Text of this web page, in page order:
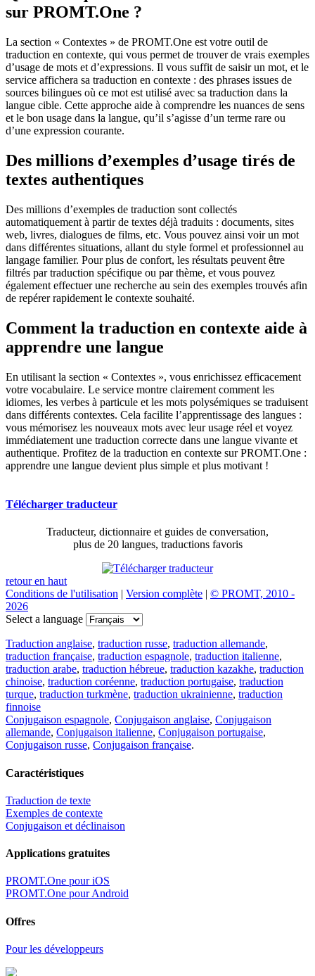
sur PROMT.One ?
La section « Contextes » de PROMT.One est votre outil de
traduction en contexte, qui vous permet de trouver de vrais exemples
d’usage de mots et d’expressions. Il vous suffit de saisir un mot, et le
service affichera sa traduction en contexte : des phrases issues de
sources bilingues où ce mot est utilisé avec sa traduction dans la
langue cible. Cette approche aide à comprendre les nuances de sens
et le bon usage dans la langue, qu’il s’agisse d’un terme rare ou
d’une expression courante.
Des millions d’exemples d’usage tirés de
textes authentiques
Des millions d’exemples de traduction sont collectés
automatiquement à partir de textes déjà traduits : documents, sites
web, livres, dialogues de films, etc. Vous pouvez ainsi voir un mot
dans différentes situations, allant du style formel et professionnel au
langage familier. Pour plus de confort, les résultats peuvent être
filtrés par traduction spécifique ou par thème, et vous pouvez
également effectuer une recherche au sein des exemples trouvés afin
de repérer rapidement le contexte souhaité.
Comment la traduction en contexte aide à
apprendre une langue
En utilisant la section « Contextes », vous enrichissez efficacement
votre vocabulaire. Le service montre clairement comment les
idiomes, les verbes à particule et les mots polysémiques se traduisent
dans différents contextes. Cela facilite l’apprentissage des langues :
vous mémorisez les nouveaux mots avec leur usage réel et voyez
immédiatement une traduction correcte dans une langue vivante et
authentique. Profitez de la traduction en contexte sur PROMT.One :
apprendre une langue devient plus simple et plus motivant !
Télécharger traducteur
Traducteur, dictionnaire et guides de conversation,
plus de 20 langues, traductions favoris
retour en haut
Conditions de l'utilisation | Version complète | © PROMT, 2010 -
2026
Select a language
Traduction anglaise, traduction russe, traduction allemande,
traduction française, traduction espagnole, traduction italienne,
traduction arabe, traduction hébreue, traduction kazakhe, traduction
chinoise, traduction coréenne, traduction portugaise, traduction
turque, traduction turkmène, traduction ukrainienne, traduction
finnoise
Conjugaison espagnole, Conjugaison anglaise, Conjugaison
allemande, Conjugaison italienne, Conjugaison portugaise,
Conjugaison russe, Conjugaison française.
Caractéristiques
Traduction de texte
Exemples de contexte
Conjugaison et déclinaison
Applications gratuites
PROMT.One pour iOS
PROMT.One pour Android
Offres
Pour les développeurs